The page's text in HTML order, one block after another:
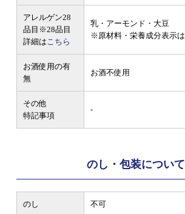
アレルゲン28
品目 ※28品目
詳細はこちら
乳・アーモンド・大豆
※原材料・栄養成分表示は
お酒使用の有
無
お酒不使用
その他
特記事項
-
のし・包装について
のし 不可